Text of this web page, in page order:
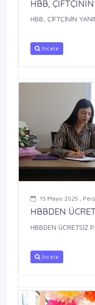
HBB,
HBB, ÇİFTÇİNİN
İncele
15 Mayıs 2025 ,
HBBDEN
HBBDEN ÜCRETSİZ
İncele